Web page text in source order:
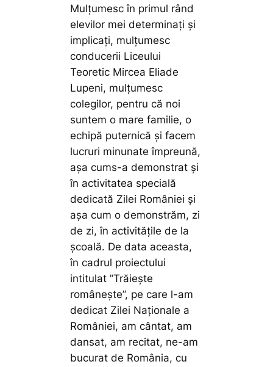
Mulțumesc în primul rând
elevilor mei determinați și
implicați, mulțumesc
conducerii Liceului
Teoretic Mircea Eliade
Lupeni, mulțumesc
colegilor, pentru că noi
suntem o mare familie, o
echipă puternică și facem
lucruri minunate împreună,
așa cums-a demonstrat și
în activitatea specială
dedicată Zilei României și
așa cum o demonstrăm, zi
de zi, în activitățile de la
școală. De data aceasta,
în cadrul proiectului
intitulat ”Trăiește
românește”, pe care l-am
dedicat Zilei Naționale a
României, am cântat, am
dansat, am recitat, ne-am
bucurat de România, cu